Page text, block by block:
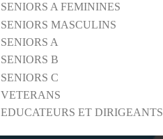
SENIORS A FEMININES
SENIORS MASCULINS
SENIORS A
SENIORS B
SENIORS C
VETERANS
EDUCATEURS ET DIRIGEANTS